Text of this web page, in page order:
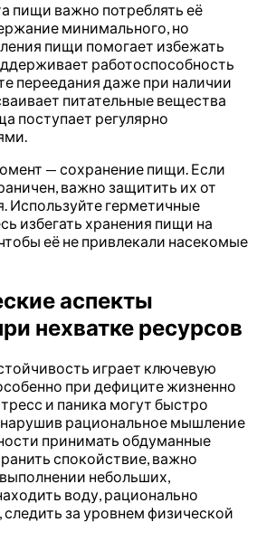
пищи важно потреблять её
минимального, но
пищи помогает избежать
работоспособность
переедания даже при наличии
питательные вещества
поступает регулярно
— сохранение пищи. Если
важно защитить их от
Используйте герметичные
избегать хранения пищи на
её не привлекали насекомые
аспекты
нехватке ресурсов
играет ключевую
при дефиците жизненно
и паника могут быстро
нарушив рациональное мышление
принимать обдуманные
спокойствие, важно
небольших,
воду, рационально
за уровнем физической